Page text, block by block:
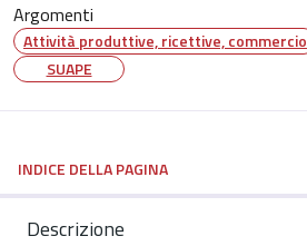
Argomenti
Attività produttive, ricettive, commercio
SUAPE
INDICE DELLA PAGINA
Descrizione